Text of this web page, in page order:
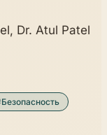
Dr. Atul Patel
Безопасность